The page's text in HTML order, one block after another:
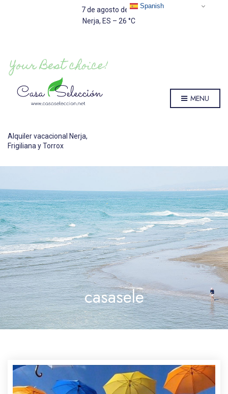
7 de agosto de 2026
Nerja, ES – 26 C
Alquiler vacacional Nerja,
Frigiliana y Torrox
MENU
casasele
Spanish